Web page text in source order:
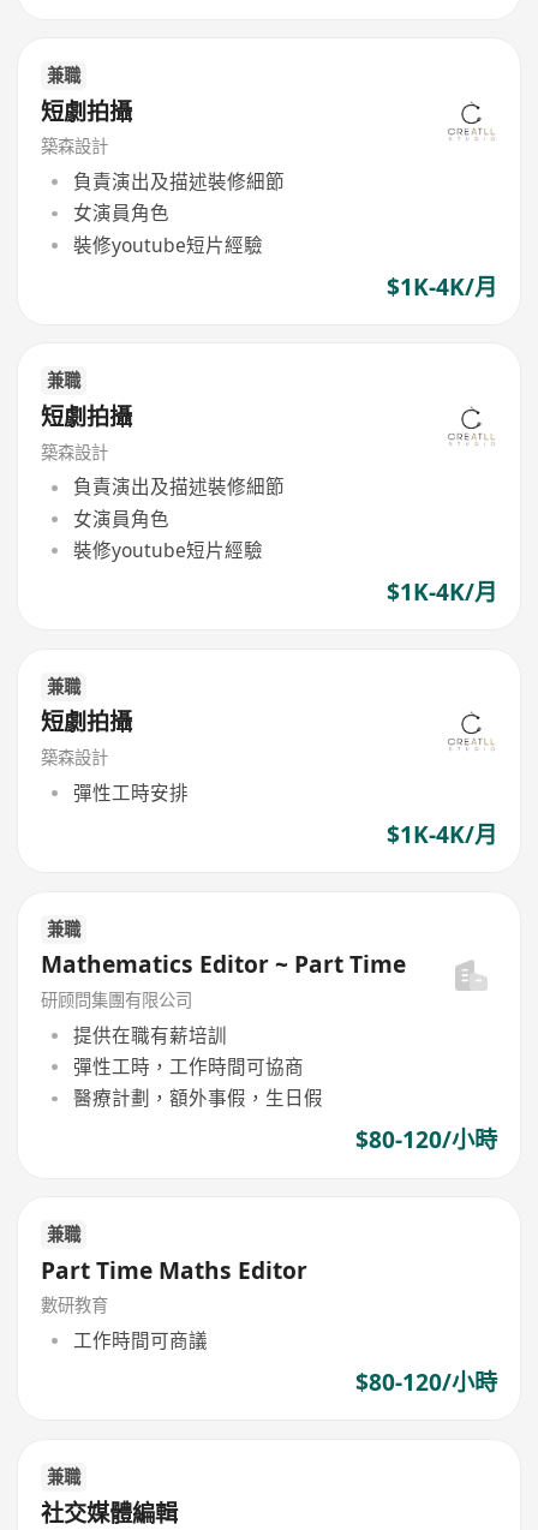
兼職
短劇拍攝
築森設計
負責演出及描述裝修細節
女演員角色
裝修youtube短片經驗
$1K-4K/月
兼職
短劇拍攝
築森設計
負責演出及描述裝修細節
女演員角色
裝修youtube短片經驗
$1K-4K/月
兼職
短劇拍攝
築森設計
彈性工時安排
$1K-4K/月
兼職
Mathematics Editor ~ Part Time
研顾問集團有限公司
提供在職有薪培訓
彈性工時，工作時間可協商
醫療計劃，額外事假，生日假
$80-120/小時
兼職
Part Time Maths Editor
數研教育
工作時間可商議
$80-120/小時
兼職
社交媒體編輯